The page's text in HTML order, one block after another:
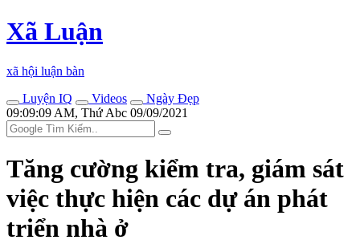
Xã Luận
xã hội luận bàn
Luyện IQ
Videos
Ngày Đẹp
09:09:09 AM, Thứ Abc 09/09/2021
Tăng cường kiểm tra, giám sát
việc thực hiện các dự án phát
triển nhà ở